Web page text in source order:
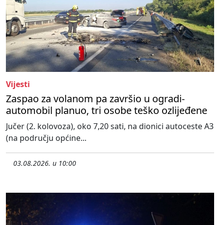
Vijesti
Zaspao za volanom pa završio u ogradi-
automobil planuo, tri osobe teško ozlijeđene
Jučer (2. kolovoza), oko 7,20 sati, na dionici autoceste A3
(na području općine...
03.08.2026. u 10:00